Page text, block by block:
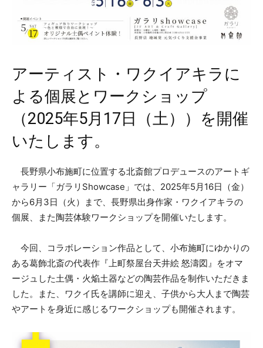
アーティスト・ワクイアキラに
よる個展とワークショップ
（2025年5月17日（土））を開催
いたします。
長野県小布施町に位置する北斎館プロデュースのアートギ
ャラリー「ガラリShowcase」では、2025年5月16日（金）
から6月3日（火）まで、長野県出身作家・ワクイアキラの
個展、また陶芸体験ワークショップを開催いたします。
今回、コラボレーション作品として、小布施町にゆかりの
ある葛飾北斎の代表作『上町祭屋台天井絵 怒濤図』をオマ
ージュした土偶・火焔土器などの陶芸作品を制作いただきま
した。また、ワクイ氏を講師に迎え、子供から大人まで陶芸
やアートを身近に感じるワークショップも開催されます。